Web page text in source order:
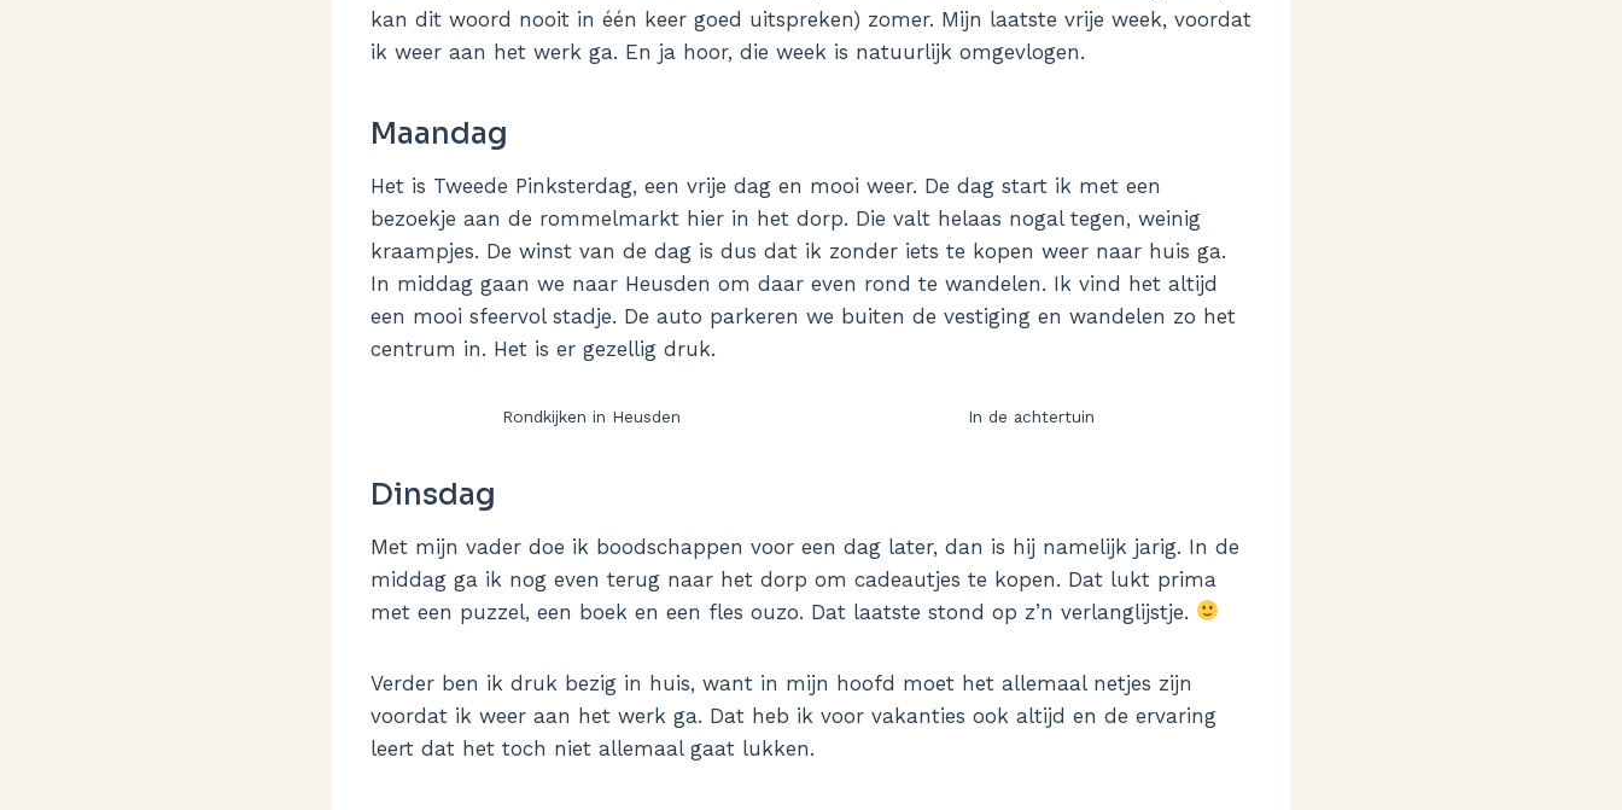
kan dit woord nooit in één keer goed uitspreken) zomer. Mijn laatste vrije week, voordat
ik weer aan het werk ga. En ja hoor, die week is natuurlijk omgevlogen.
Maandag
Het is Tweede Pinksterdag, een vrije dag en mooi weer. De dag start ik met een
bezoekje aan de rommelmarkt hier in het dorp. Die valt helaas nogal tegen, weinig
kraampjes. De winst van de dag is dus dat ik zonder iets te kopen weer naar huis ga.
In middag gaan we naar Heusden om daar even rond te wandelen. Ik vind het altijd
een mooi sfeervol stadje. De auto parkeren we buiten de vestiging en wandelen zo het
centrum in. Het is er gezellig druk.
Rondkijken in Heusden In de achtertuin
Dinsdag
Met mijn vader doe ik boodschappen voor een dag later, dan is hij namelijk jarig. In de
middag ga ik nog even terug naar het dorp om cadeautjes te kopen. Dat lukt prima
met een puzzel, een boek en een fles ouzo. Dat laatste stond op z’n verlanglijstje.
Verder ben ik druk bezig in huis, want in mijn hoofd moet het allemaal netjes zijn
voordat ik weer aan het werk ga. Dat heb ik voor vakanties ook altijd en de ervaring
leert dat het toch niet allemaal gaat lukken.